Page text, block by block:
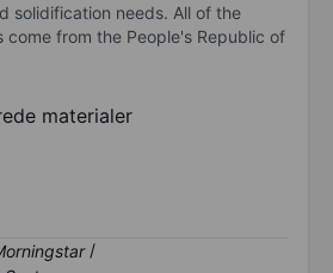
solidification needs. All of the
come from the People's Republic of
materialer
/